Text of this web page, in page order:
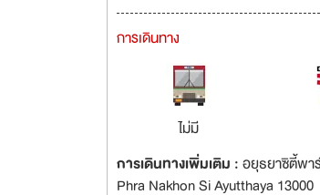
การเดินทาง
ไม่มี
การเดินทางเพิ่มเติม :อยุธยาซิตี้พา
Phra Nakhon Si Ayutthaya 13000